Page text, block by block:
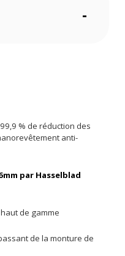
-
% de réduction des
anti-
par Hasselblad
de gamme
de la monture de